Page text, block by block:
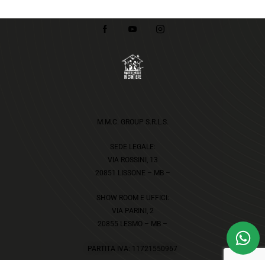
M.M.C. GROUP S.R.L.S.
SEDE LEGALE:
VIA ROSSINI, 13
20851 LISSONE – MB –
SHOW ROOM E UFFICI:
VIA PARINI, 2
20855 LESMO – MB –
PARTITA IVA: 11721550967